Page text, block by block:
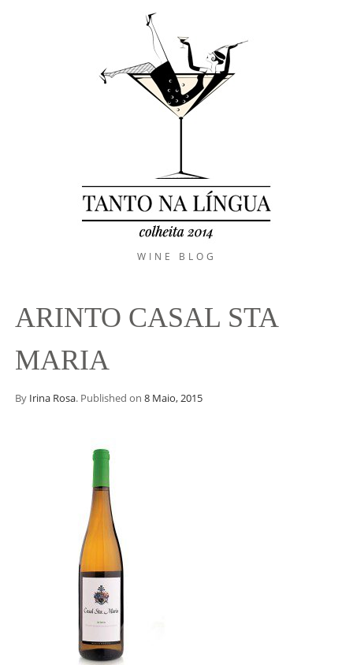
WINE BLOG
ARINTO CASAL STA
MARIA
By Irina Rosa. Published on 8 Maio, 2015